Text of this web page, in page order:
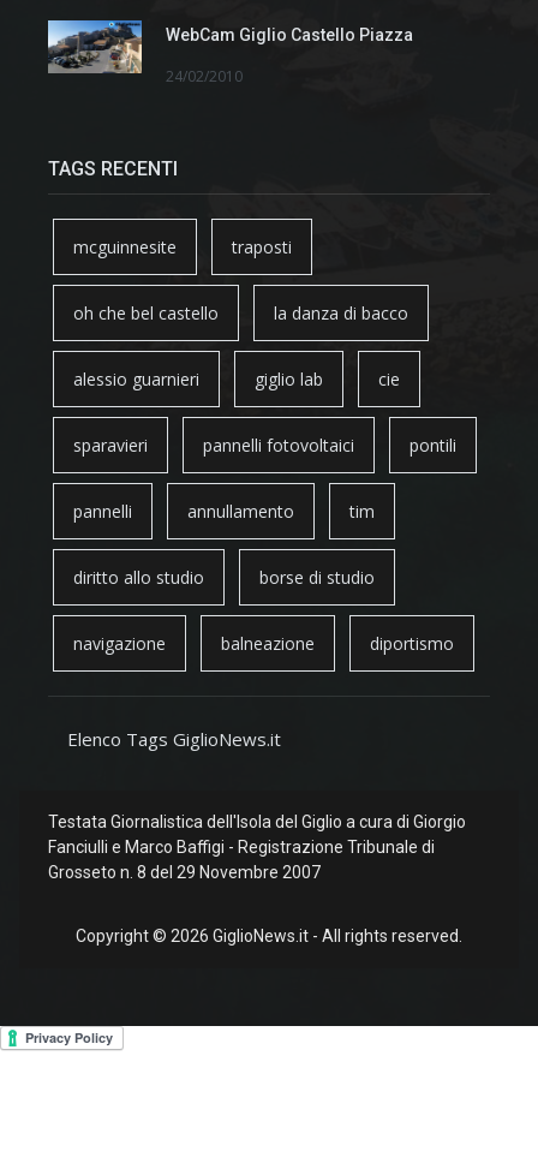
WebCam Giglio Castello Piazza
24/02/2010
TAGS RECENTI
mcguinnesite traposti
oh che bel castello la danza di bacco
alessio guarnieri giglio lab cie
sparavieri pannelli fotovoltaici pontili
pannelli annullamento tim
diritto allo studio borse di studio
navigazione balneazione diportismo
Elenco Tags GiglioNews.it
Testata Giornalistica dell'Isola del Giglio a cura di Giorgio
Fanciulli e Marco Baffigi - Registrazione Tribunale di
Grosseto n. 8 del 29 Novembre 2007
Copyright © 2026 GiglioNews.it - All rights reserved.